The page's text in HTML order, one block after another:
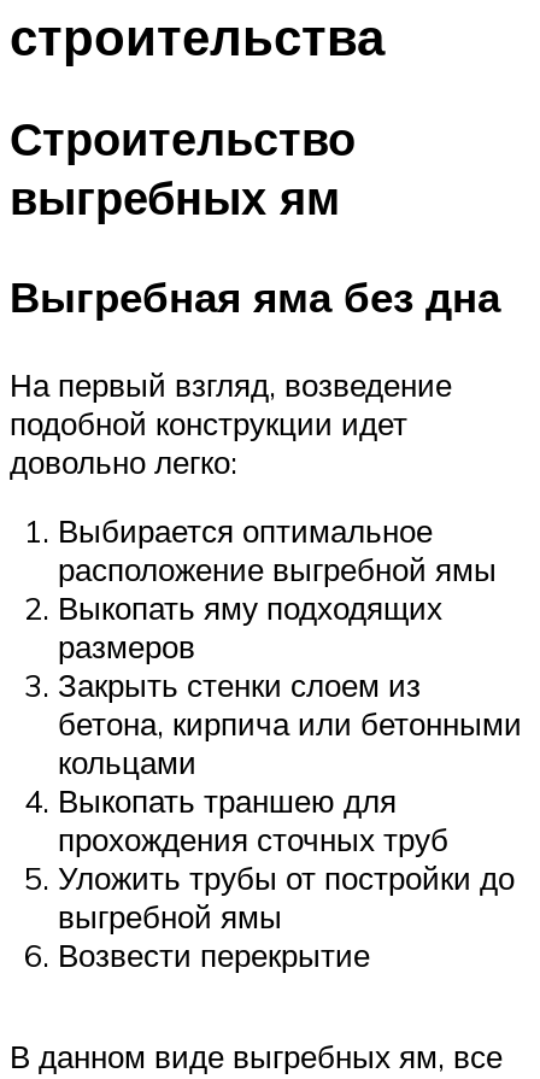
строительства
Строительство
выгребных ям
Выгребная яма без дна
На первый взгляд, возведение
подобной конструкции идет
довольно легко:
Выбирается оптимальное
расположение выгребной ямы
Выкопать яму подходящих
размеров
Закрыть стенки слоем из
бетона, кирпича или бетонными
кольцами
Выкопать траншею для
прохождения сточных труб
Уложить трубы от постройки до
выгребной ямы
Возвести перекрытие
В данном виде выгребных ям, все